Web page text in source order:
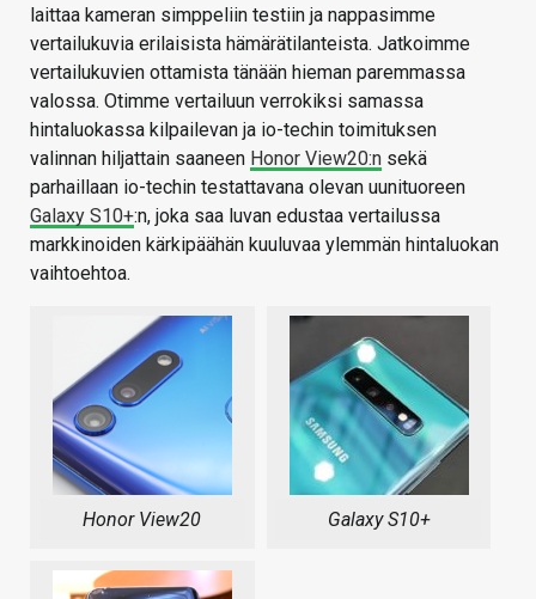
laittaa kameran simppeliin testiin ja nappasimme
vertailukuvia erilaisista hämärätilanteista. Jatkoimme
vertailukuvien ottamista tänään hieman paremmassa
valossa. Otimme vertailuun verrokiksi samassa
hintaluokassa kilpailevan ja io-techin toimituksen
valinnan hiljattain saaneen Honor View20:n sekä
parhaillaan io-techin testattavana olevan uunituoreen
Galaxy S10+:n, joka saa luvan edustaa vertailussa
markkinoiden kärkipäähän kuuluvaa ylemmän hintaluokan
vaihtoehtoa.
Honor View20 Galaxy S10+